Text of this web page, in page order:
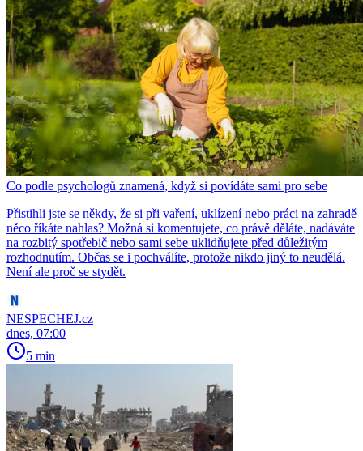
Co podle psychologů znamená, když si povídáte sami pro sebe
Přistihli jste se někdy, že si při vaření, uklízení nebo práci na zahradě
něco říkáte nahlas? Možná si komentujete, co právě děláte, nadáváte
na rozbitý spotřebič nebo sami sebe uklidňujete před důležitým
rozhodnutím. Občas se i pochválíte, protože nikdo jiný to neudělá.
Není ale proč se stydět.
NESPECHEJ.cz
dnes, 07:00
5 min